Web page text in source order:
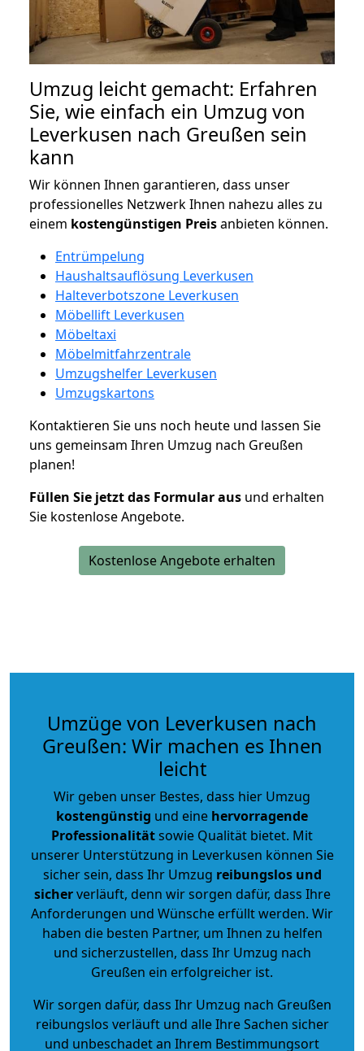
Umzug leicht gemacht: Erfahren
Sie, wie einfach ein Umzug von
Leverkusen nach Greußen sein
kann
Wir können Ihnen garantieren, dass unser
professionelles Netzwerk Ihnen nahezu alles zu
einem kostengünstigen Preisanbieten können.
Entrümpelung
Haushaltsauflösung Leverkusen
Halteverbotszone Leverkusen
Möbellift Leverkusen
Möbeltaxi
Möbelmitfahrzentrale
Umzugshelfer Leverkusen
Umzugskartons
Kontaktieren Sie uns noch heute und lassen Sie
uns gemeinsam Ihren Umzug nach Greußen
planen!
Füllen Sie jetzt das Formular aus und erhalten
Sie kostenlose Angebote.
Kostenlose Angebote erhalten
Umzüge von Leverkusen nach
Greußen: Wir machen es Ihnen
leicht
Wir geben unser Bestes, dass hier Umzug
kostengünstig und eine hervorragende
Professionalitätsowie Qualität bietet. Mit
unserer Unterstützung in Leverkusen können Sie
sicher sein, dass Ihr Umzug reibungslos und
sicherverläuft, denn wir sorgen dafür, dass Ihre
Anforderungen und Wünsche erfüllt werden. Wir
haben die besten Partner, um Ihnen zu helfen
und sicherzustellen, dass Ihr Umzug nach
Greußen ein erfolgreicher ist.
Wir sorgen dafür, dass Ihr Umzug nach Greußen
reibungslos verläuft und alle Ihre Sachen sicher
und unbeschadet an Ihrem Bestimmungsort